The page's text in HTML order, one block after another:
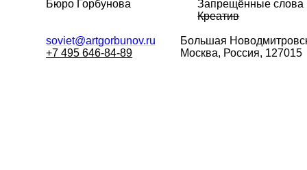
Бюро Горбунова
Запрещённые слова
Креатив
soviet@artgorbunov.ru
+7 495 646-84-89
Большая
Москва, Россия, 127015